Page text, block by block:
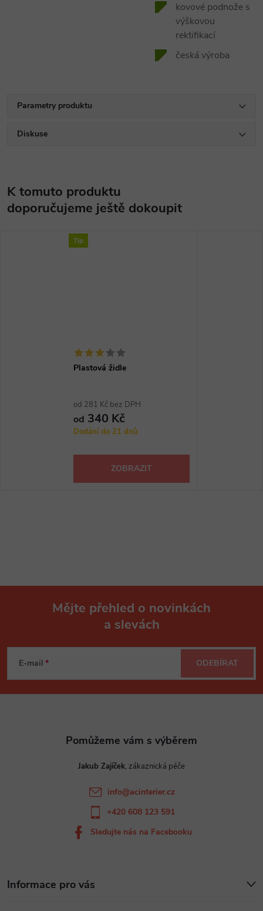
kovové podnože s
výškovou
rektifikací
česká výroba
Parametry produktu
Diskuse
K tomuto produktu
doporučujeme ještě dokoupit
Tip
Plastová židle
od 281 Kč bez DPH
od 340 Kč
Dodání do 21 dnů
ZOBRAZIT
p
Mějte přehled o novinkách
a slevách
E-mail ODEBÍRAT
Informace pro vás
Jakub Zajíček
info@acinterier.cz
+420 608 123 591
Sledujte nás na Facebooku